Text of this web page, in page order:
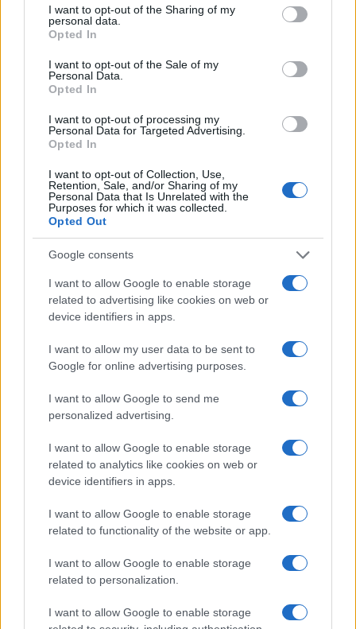
not limited to your visit or usage behaviour. You may click to
grant or deny consent to Google and its third-party tags to
use your data for below specified purposes in below Google
consent section.
I want to opt-out of the Sharing of my
personal data.
Opted In
I want to opt-out of the Sale of my
Personal Data.
Opted In
I want to opt-out of processing my
Personal Data for Targeted Advertising.
Opted In
I want to opt-out of Collection, Use,
Retention, Sale, and/or Sharing of my
Personal Data that Is Unrelated with the
Purposes for which it was collected.
Opted Out
Google consents
I want to allow Google to enable storage
related to advertising like cookies on web or
device identifiers in apps.
I want to allow my user data to be sent to
Google for online advertising purposes.
I want to allow Google to send me
personalized advertising.
I want to allow Google to enable storage
related to analytics like cookies on web or
device identifiers in apps.
I want to allow Google to enable storage
related to functionality of the website or app.
I want to allow Google to enable storage
related to personalization.
I want to allow Google to enable storage
Continua a leggere
MOTORI